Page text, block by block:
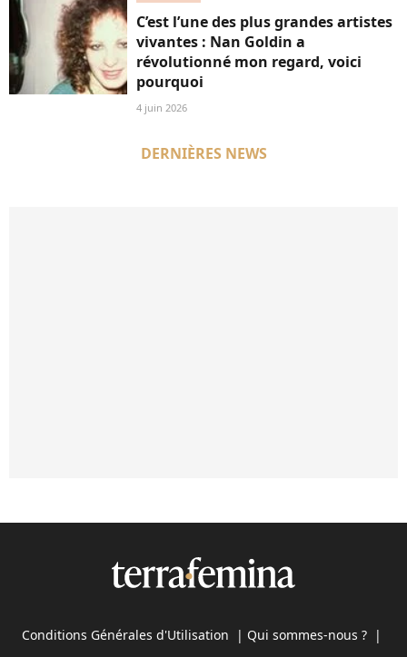
C’est l’une des plus grandes artistes
vivantes : Nan Goldin a
révolutionné mon regard, voici
pourquoi
4 juin 2026
DERNIÈRES NEWS
Conditions Générales d'Utilisation | Qui sommes-nous ? |